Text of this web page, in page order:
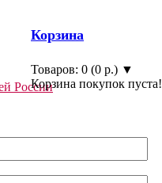
России
Корзина
Товаров: 0 (0 р.) ▼
Корзина покупок пуста!